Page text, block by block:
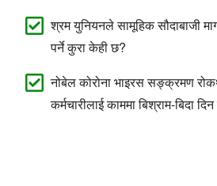
श्रम युनियनले सामूहिक सौदाबाजी
पर्ने कुरा केही छ?
नोबेल कोरोना भाइरस सङ्क्रमण
कर्मचारीलाई काममा बिश्राम-बिदा